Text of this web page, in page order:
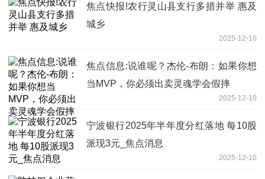
焦点快报!农行灵山县支行多措并举 惠及
城乡
2025-12-10
焦点信息:说谁呢？杰伦-布朗：如果你想
当MVP，你必须出卖灵魂学会假摔
2025-12-10
宁波银行2025年半年度分红落地 每10股
派现3元_焦点消息
2025-12-10